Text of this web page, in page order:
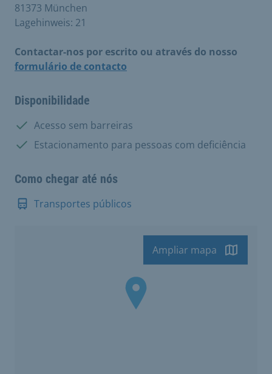
81373 München
Lagehinweis: 21
Contactar-nos por escrito ou através do nosso
formulário de contacto
Disponibilidade
Disponível:
Acesso sem barreiras
Disponível:
Estacionamento para pessoas com deficiência
Como chegar até nós
Transportes públicos
Ampliar mapa